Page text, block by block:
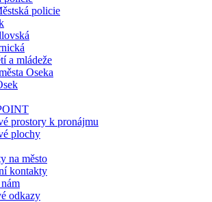
policie
a mládeže
Oseka
prostory k pronájmu
plochy
na město
kontakty
odkazy